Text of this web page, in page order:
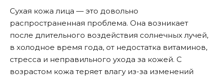
Сухая кожа лица — это довольно
распространенная проблема. Она возникает
после длительного воздействия солнечных лучей,
в холодное время года, от недостатка витаминов,
стресса и неправильного ухода за кожей. С
возрастом кожа теряет влагу из-за изменений